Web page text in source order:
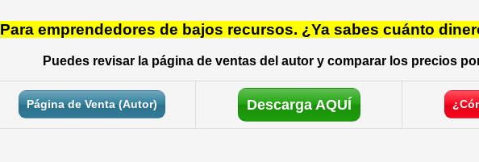
Para emprendedores de bajos recursos. ¿Ya sabes cuánto
Puedes revisar la página de ventas del autor y comparar los precios
Página de Venta (Autor) Descarga AQUÍ